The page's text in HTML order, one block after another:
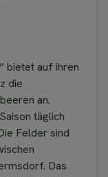
bietet auf ihren
die
an.
täglich
Felder sind
Das